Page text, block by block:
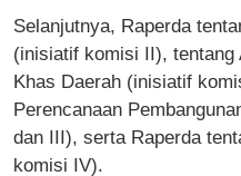
Selanjutnya, Raperda
(inisiatif komisi II), tentang
Khas Daerah (inisiatif
Perencanaan
dan III), serta Raperda
komisi IV).